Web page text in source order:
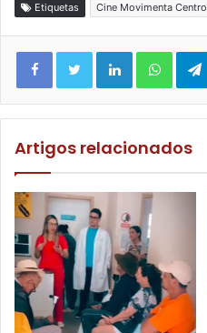
Etiquetas Cine Movimenta Centro
Facebook Twitter Linkedin WhatsApp
Artigos relacionados